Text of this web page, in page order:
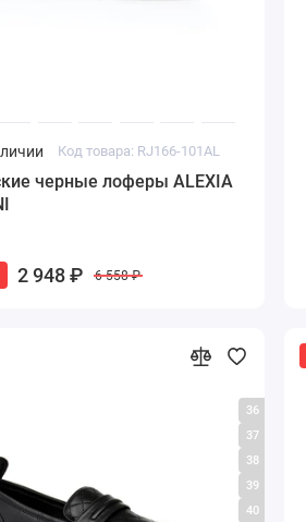
Код товара: RJ166-101AL
черные лоферы ALEXIA
2 948 ₽ 6 558 ₽
36
37
38
39
40